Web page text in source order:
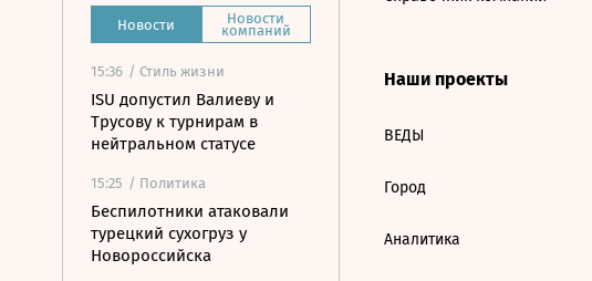
Новости Новости
компаний
15:36 / Стиль жизни
ISU допустил Валиеву и
Трусову к турнирам в
нейтральном статусе
15:25 / Политика
Беспилотники атаковали
турецкий сухогруз у
Новороссийска
Наши проекты
ВЕДЫ
Город
Аналитика